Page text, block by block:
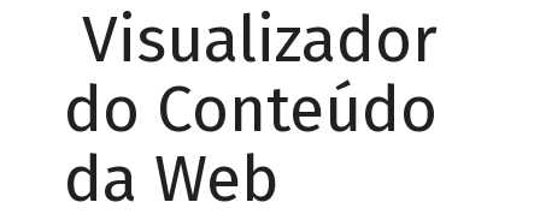
Visualizador
do Conteúdo
da Web